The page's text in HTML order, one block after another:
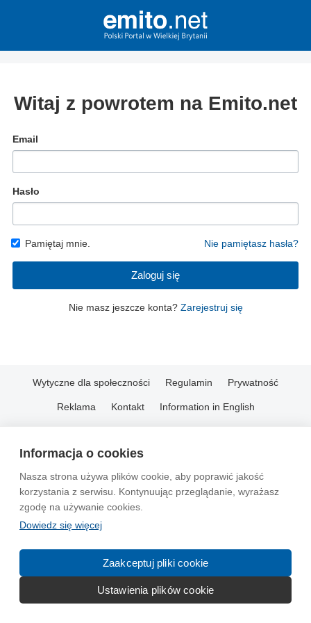
Informacja o cookies
Nasza strona używa plików cookie, aby poprawić jakość
korzystania z serwisu. Kontynuując przeglądanie, wyrażasz
zgodę na używanie cookies.
Dowiedz się więcej
Zaakceptuj pliki cookie
Ustawienia plików cookie
Witaj z powrotem na Emito.net
Email
Hasło
Pamiętaj mnie. Nie pamiętasz hasła?
Zaloguj się
Nie masz jeszcze konta? Zarejestruj się
Wytyczne dla społeczności Regulamin Prywatność
Reklama Kontakt Information in English